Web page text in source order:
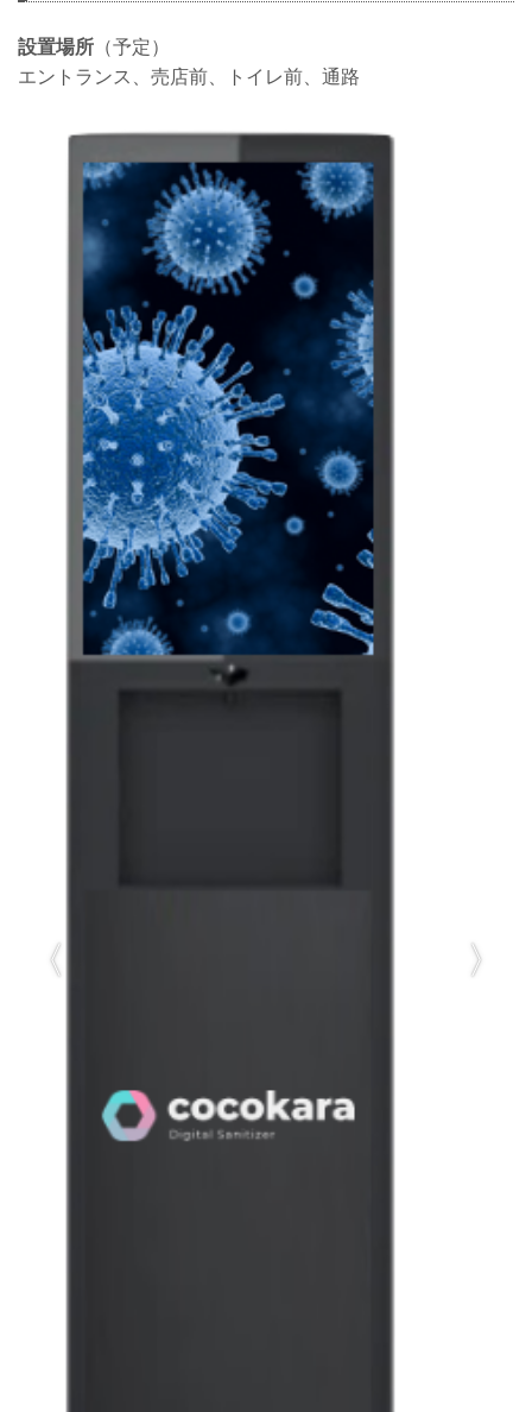
設置場所 （予定）
エントランス、売店前、トイレ前、通路